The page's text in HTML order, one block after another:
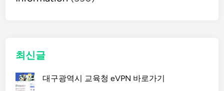
최신글
대구광역시 교육청 eVPN 바로가기